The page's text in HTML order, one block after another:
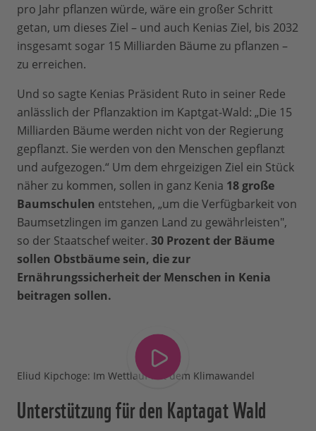
pro Jahr pflanzen würde, wäre ein großer Schritt
getan, um dieses Ziel – und auch Kenias Ziel, bis 2032
insgesamt sogar 15 Milliarden Bäume zu pflanzen –
zu erreichen.
Und so sagte Kenias Präsident Ruto in seiner Rede
anlässlich der Pflanzaktion im Kaptgat-Wald: „Die 15
Milliarden Bäume werden nicht von der Regierung
gepflanzt. Sie werden von den Menschen gepflanzt
und aufgezogen.“ Um dem ehrgeizigen Ziel ein Stück
näher zu kommen, sollen in ganz Kenia 18 große
Baumschulen entstehen, „um die Verfügbarkeit von
Baumsetzlingen im ganzen Land zu gewährleisten",
so der Staatschef weiter. 30 Prozent der Bäume
sollen Obstbäume sein, die zur
Ernährungssicherheit der Menschen in Kenia
beitragen sollen.
Eliud Kipchoge: Im Wettlauf mit dem Klimawandel
Unterstützung für den Kaptagat Wald